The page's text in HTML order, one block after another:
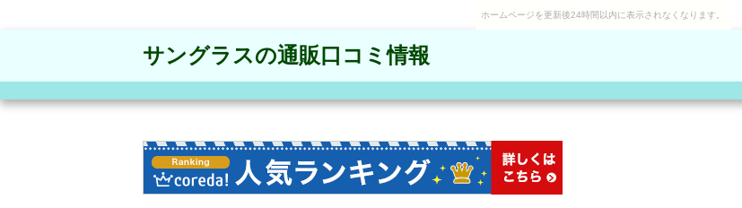
ホームページを更新後24時間以内に表示されなくなります。
サングラスの通販口コミ情報